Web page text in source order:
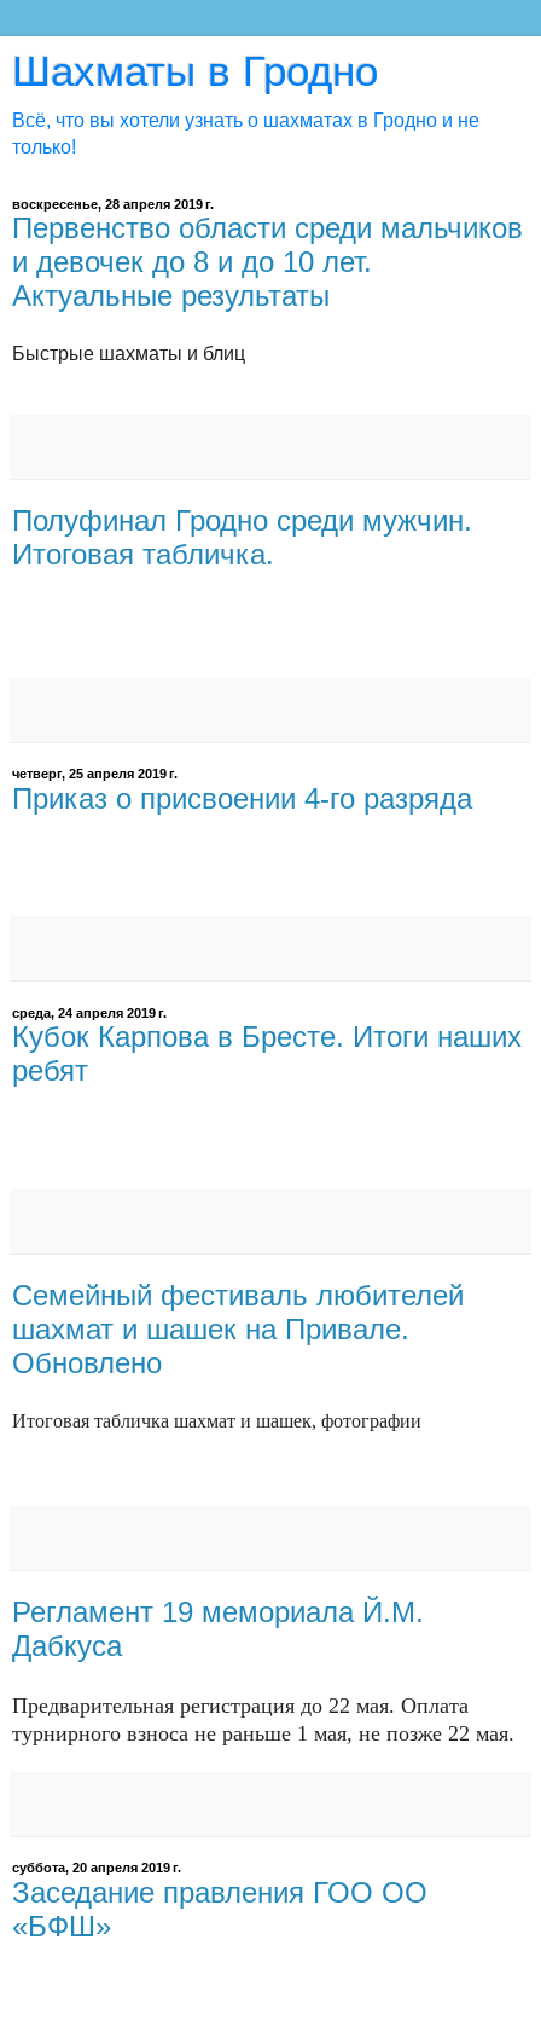
Шахматы в Гродно
Всё, что вы хотели узнать о шахматах в Гродно и не
только!
воскресенье, 28 апреля 2019 г.
Первенство области среди мальчиков
и девочек до 8 и до 10 лет.
Актуальные результаты
Быстрые шахматы и блиц
Полуфинал Гродно среди мужчин.
Итоговая табличка.
четверг, 25 апреля 2019 г.
Приказ о присвоении 4-го разряда
среда, 24 апреля 2019 г.
Кубок Карпова в Бресте. Итоги наших
ребят
Семейный фестиваль любителей
шахмат и шашек на Привале.
Обновлено
Итоговая табличка шахмат и шашек, фотографии
Регламент 19 мемориала Й.М.
Дабкуса
Предварительная регистрация до 22 мая. Оплата
турнирного взноса не раньше 1 мая, не позже 22 мая.
суббота, 20 апреля 2019 г.
Заседание правления ГОО ОО
«БФШ»